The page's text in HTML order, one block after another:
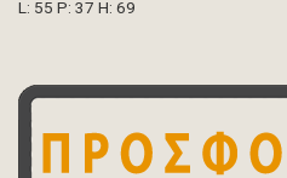
L: 55 P: 37 H: 69